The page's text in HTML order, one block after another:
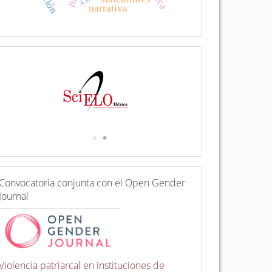
narrativa
C
o
Convocatoria conjunta con el Open Gender
Journal
patriarcal en instituciones de